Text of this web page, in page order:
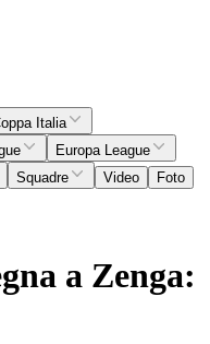
Italia
Europa League
Squadre Video
Foto
a Zenga: